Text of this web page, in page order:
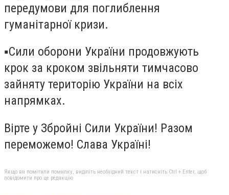
передумови для поглиблення
гуманітарної кризи.
▪️Сили оборони України продовжують
крок за кроком звільняти тимчасово
зайняту територію України на всіх
напрямках.
Вірте у Збройні Сили України! Разом
переможемо! Слава Україні!
Якщо ви помітили помилку, виділіть необхідний текст і натисніть Ctrl + Enter, щоб
повідомити про це редакцію